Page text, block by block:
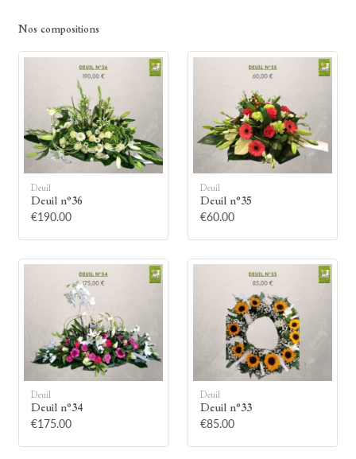
Allumez une bougie
Montrez votre soutien à la famille en
allumant symboliquement une bougie.
Nos compositions
Deuil
Deuil n°36
€190.00
Deuil
Deuil n°35
€60.00
Deuil
Deuil n°34
€175.00
Deuil
Deuil n°33
€85.00